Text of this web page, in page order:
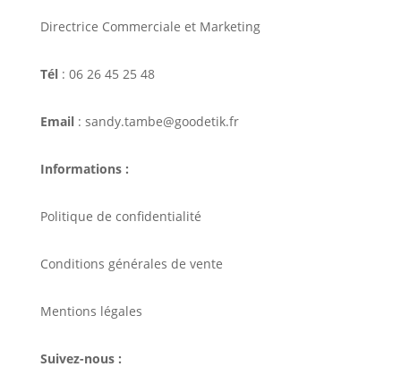
Directrice Commerciale et Marketing
Tél: 06 26 45 25 48
Email: sandy.tambe@goodetik.fr
Informations :
Politique de confidentialité
Conditions générales de vente
Mentions légales
Suivez-nous :